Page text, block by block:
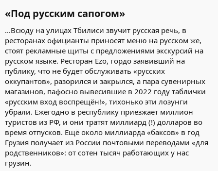
«Под русским сапогом»
...Всюду на улицах Тбилиси звучит русская речь, в
ресторанах официанты приносят меню на русском же,
стоят рекламные щиты с предложениями экскурсий на
русском языке. Ресторан Ezo, гордо заявивший на
публику, что не будет обслуживать «русских
оккупантов», разорился и закрылся, а пара сувенирных
магазинов, пафосно вывесившие в 2022 году таблички
«русским вход воспрещён!», тихонько эти лозунги
убрали. Ежегодно в республику приезжает миллион
туристов из РФ, и они тратят миллиард (!) долларов во
время отпусков. Ещё около миллиарда «баксов» в год
Грузия получает из России почтовыми переводами «для
родственников»: от сотен тысяч работающих у нас
грузин.